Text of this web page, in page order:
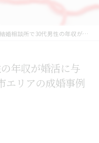
結婚相談所で30代男性の年収が婚活に与える影響と埼玉県飯能市エリアの成婚事例を徹底解説
年収が婚活に与
エリアの成婚事例